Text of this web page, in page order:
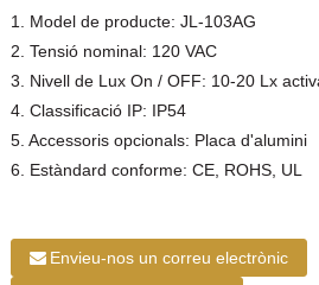
1. Model de producte: JL-103AG
2. Tensió nominal: 120 VAC
3. Nivell de Lux On / OFF: 10-20 Lx
4. Classificació IP: IP54
5. Accessoris opcionals: Placa d'alumini
6. Estàndard conforme: CE, ROHS, UL
Envieu-nos un correu electrònic